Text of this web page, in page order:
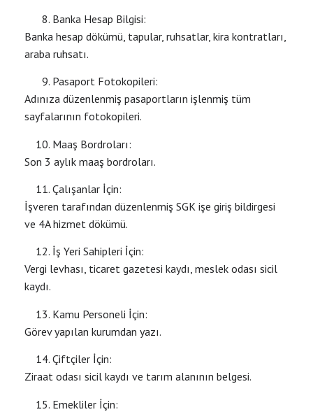
Banka Hesap Bilgisi:
Banka hesap dökümü, tapular, ruhsatlar, kira kontratları,
araba ruhsatı.
Pasaport Fotokopileri:
Adınıza düzenlenmiş pasaportların işlenmiş tüm
sayfalarının fotokopileri.
Maaş Bordroları:
Son 3 aylık maaş bordroları.
Çalışanlar İçin:
İşveren tarafından düzenlenmiş SGK işe giriş bildirgesi
ve 4A hizmet dökümü.
İş Yeri Sahipleri İçin:
Vergi levhası, ticaret gazetesi kaydı, meslek odası sicil
kaydı.
Kamu Personeli İçin:
Görev yapılan kurumdan yazı.
Çiftçiler İçin:
Ziraat odası sicil kaydı ve tarım alanının belgesi.
Emekliler İçin: